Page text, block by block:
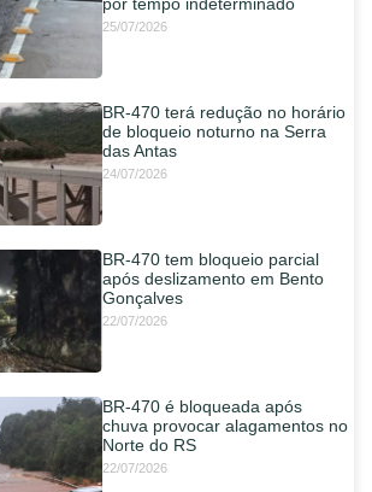
25/07/2026
BR-470 terá redução no horário
de bloqueio noturno na Serra
das Antas
24/07/2026
BR-470 tem bloqueio parcial
após deslizamento em Bento
Gonçalves
22/07/2026
BR-470 é bloqueada após
chuva provocar alagamentos no
Norte do RS
22/07/2026